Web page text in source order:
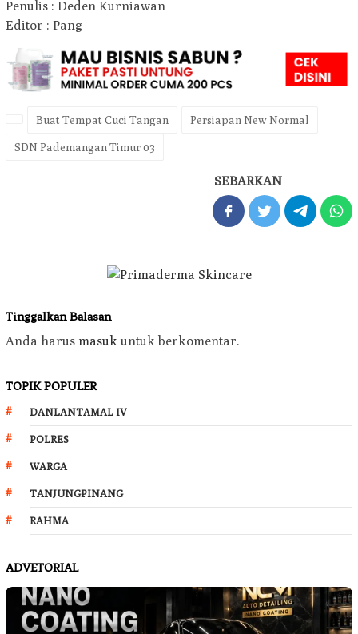
Penulis : Deden Kurniawan
Editor : Pang
Buat Tempat Cuci Tangan Persiapan New Normal
SDN Pademangan Timur 03
SEBARKAN
Tinggalkan Balasan
Anda harus masuk untuk berkomentar.
TOPIK POPULER
DANLANTAMAL IV
POLRES
WARGA
TANJUNGPINANG
RAHMA
ADVETORIAL